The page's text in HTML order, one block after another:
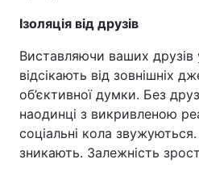
Ізоляція від друзів
Виставляючи ваших друзів
відсікають від зовнішніх
об’єктивної думки. Без
наодинці з викривленою
соціальні кола
зникають. Залежність